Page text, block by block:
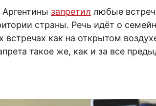
запретил любые
страны. Речь идёт о
как на открытом
такое же, как и за все